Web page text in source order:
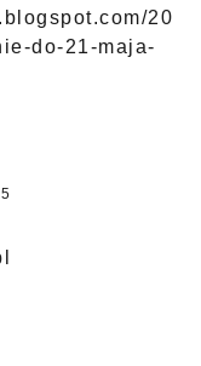
20
do-21-maja-